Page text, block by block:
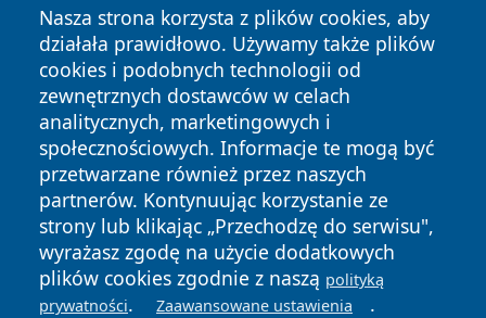
Nasza strona korzysta z plików cookies, aby
działała prawidłowo. Używamy także plików
cookies i podobnych technologii od
zewnętrznych dostawców w celach
analitycznych, marketingowych i
społecznościowych. Informacje te mogą być
przetwarzane również przez naszych
partnerów. Kontynuując korzystanie ze
strony lub klikając „Przechodzę do serwisu",
wyrażasz zgodę na użycie dodatkowych
plików cookies zgodnie z naszą polityką
prywatności. Zaawansowane ustawienia .
Copyright © 2026 olkuszonline.pl Wszystkie prawa
zastrzeżone.
News Autorzy
Polityka
Prywatności
Polityka
Cookies